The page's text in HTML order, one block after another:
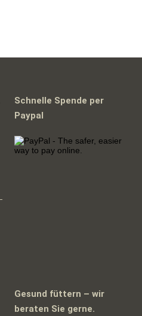
Schnelle Spende per
Paypal
Gesund füttern – wir
beraten Sie gerne.